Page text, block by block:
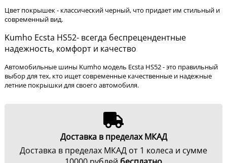
Цвет покрышек - классический черный, что придает им стильный и
современный вид.
Kumho Ecsta HS52- всегда беспрецендентные
надежность, комфорт и качество
Автомобильные шины Kumho модель Ecsta HS52 - это правильный
выбор для тех, кто ищет современные качественные и надежные
летние покрышки для своего автомобиля.
Доставка в пределах МКАД
Доставка в пределах МКАД от 1 колеса и сумме